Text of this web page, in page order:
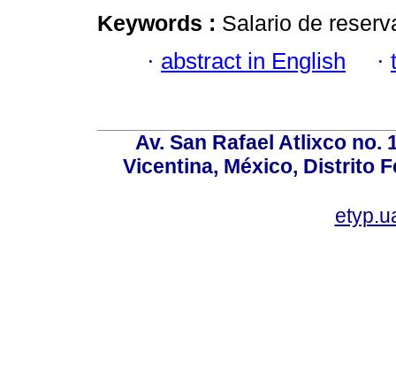
Keywords : Salario de
· abstract in English ·
Av. San Rafael Atlixco no.
Vicentina, México, Distrito